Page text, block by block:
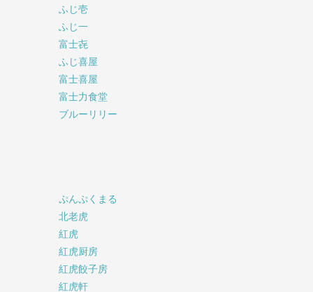
ふじ壱
ふじ一
富士㐂
ふじ喜屋
富士喜屋
富士力食堂
ブルーリリー
ぷんぷくまる
北老虎
紅虎
紅虎厨房
紅虎餃子房
紅虎軒